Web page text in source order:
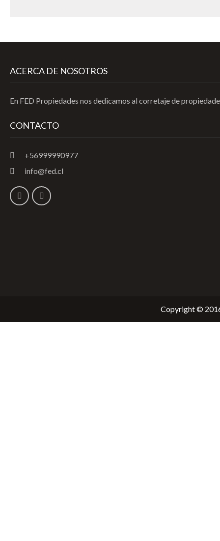
ACERCA DE NOSOTROS
En FED Propiedades nos dedicamos al corretaje de
CONTACTO
+56999990977
info@fed.cl
Copyright ©